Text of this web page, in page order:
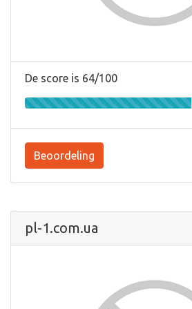
De score is 64/100
Beoordeling
pl-1.com.ua